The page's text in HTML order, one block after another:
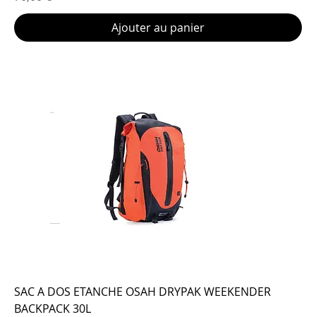
Ajouter au panier
SAC A DOS ETANCHE OSAH DRYPAK WEEKENDER
BACKPACK 30L